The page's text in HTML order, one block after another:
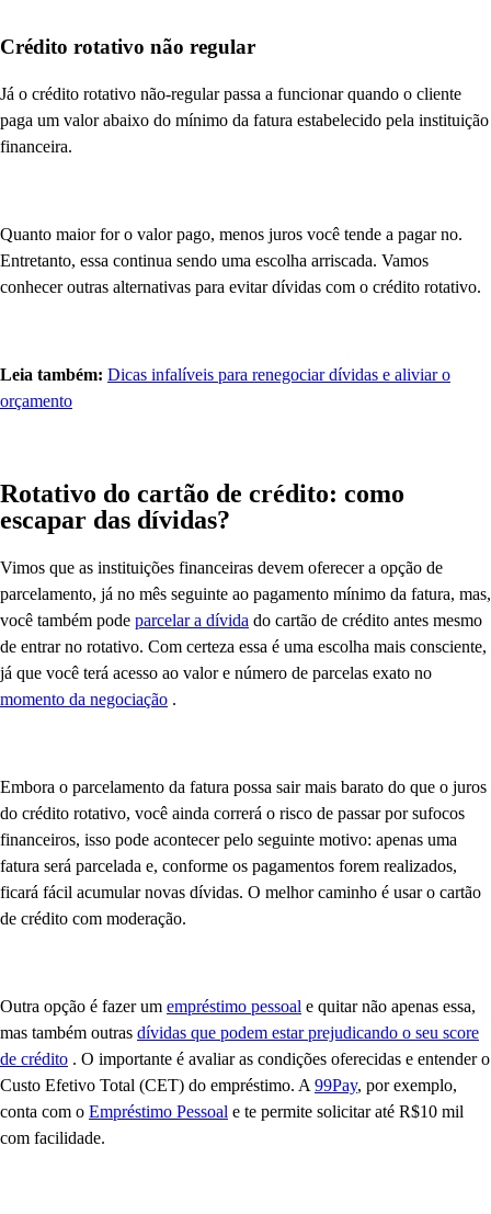
Crédito rotativo não regular
Já o crédito rotativo não-regular passa a funcionar quando o cliente
paga um valor abaixo do mínimo da fatura estabelecido pela instituição
financeira.
Quanto maior for o valor pago, menos juros você tende a pagar no.
Entretanto, essa continua sendo uma escolha arriscada. Vamos
conhecer outras alternativas para evitar dívidas com o crédito rotativo.
Leia também: Dicas infalíveis para renegociar dívidas e aliviar o
orçamento
Rotativo do cartão de crédito: como
escapar das dívidas?
Vimos que as instituições financeiras devem oferecer a opção de
parcelamento, já no mês seguinte ao pagamento mínimo da fatura, mas,
você também pode parcelar a dívida do cartão de crédito antes mesmo
de entrar no rotativo. Com certeza essa é uma escolha mais consciente,
já que você terá acesso ao valor e número de parcelas exato no
momento da negociação .
Embora o parcelamento da fatura possa sair mais barato do que o juros
do crédito rotativo, você ainda correrá o risco de passar por sufocos
financeiros, isso pode acontecer pelo seguinte motivo: apenas uma
fatura será parcelada e, conforme os pagamentos forem realizados,
ficará fácil acumular novas dívidas. O melhor caminho é usar o cartão
de crédito com moderação.
Outra opção é fazer um empréstimo pessoal e quitar não apenas essa,
mas também outras dívidas que podem estar prejudicando o seu score
de crédito . O importante é avaliar as condições oferecidas e entender o
Custo Efetivo Total (CET) do empréstimo. A 99Pay, por exemplo,
conta com o Empréstimo Pessoal e te permite solicitar até R$10 mil
com facilidade.